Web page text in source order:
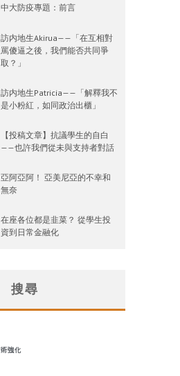
中大防疫專題：前言
訪内地生Akirua——「在互相對
罵傻逼之後，我們能否共同爭
取？」
訪内地生Patricia——「解釋我不
是小粉紅，如同政治出櫃」
【投稿文章】抗議學生的自白
——也許我們從未與支持者對話
亞阿亞阿！ 亞美尼亞的不幸和
無奈
在座各位都是韭菜？ 從學生投
資到日常金融化
搜尋